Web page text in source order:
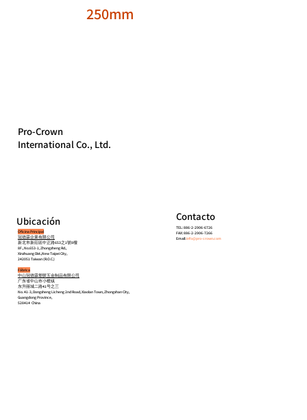
250mm
Ubicación
Oficina Principal
冠德霖企業有限公司
新北市新莊區中正路653之1號8樓
8F., No.653-1, Zhongzheng Rd.,
Xinzhuang Dist.,New Taipei City,
242051 Taiwan (R.O.C.)
Fábrica
中山冠德霖塑胶五金制品有限公司
广东省中山市小榄镇
东升丽城二路41号之三
No. 41-3, Dongsheng Licheng 2nd Road, Xiaolan Town, Zhongshan City,
Guangdong Province,
528414 China
Pro-Crown
International Co., Ltd.
Contacto
TEL: 886-2-2906-6726
FAX: 886-2-2906-7266
Email:info@pro-crown.com